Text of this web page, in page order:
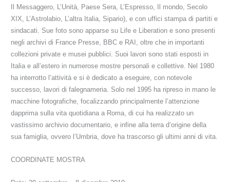
Il Messaggero, L’Unità, Paese Sera, L’Espresso, Il mondo, Secolo
XIX, L’Astrolabio, L’altra Italia, Sipario), e con uffici stampa di partiti e
sindacati. Sue foto sono apparse su Life e Liberation e sono presenti
negli archivi di France Presse, BBC e RAI, oltre che in importanti
collezioni private e musei pubblici. Suoi lavori sono stati esposti in
Italia e all’estero in numerose mostre personali e collettive. Nel 1980
ha interrotto l’attività e si è dedicato a eseguire, con notevole
successo, lavori di falegnameria. Solo nel 1995 ha ripreso in mano le
macchine fotografiche, focalizzando principalmente l’attenzione
dapprima sulla vita quotidiana a Roma, di cui ha realizzato un
vastissimo archivio documentario, e infine alla terra d’origine della
sua famiglia, ovvero l’Umbria, dove ha trascorso gli ultimi anni di vita.
COORDINATE MOSTRA